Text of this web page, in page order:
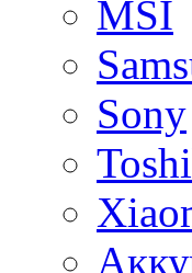
MSI
Sony